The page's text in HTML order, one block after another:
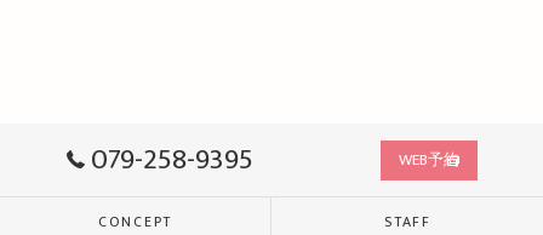
079-258-9395 WEB予約
CONCEPT STAFF